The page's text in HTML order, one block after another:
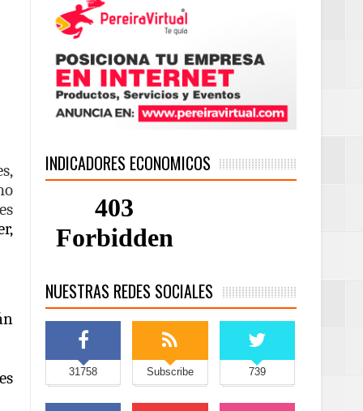
INDICADORES ECONOMICOS
NUESTRAS REDES SOCIALES
31758 Subscribe 739